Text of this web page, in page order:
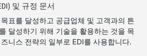
및 규정 문서
표를 달성하고 공급업체 및 고객과의 튼
달성하기 위해 기술을 활용하는 것을 목
니스 전략의 일부로 EDI를 사용합니다.